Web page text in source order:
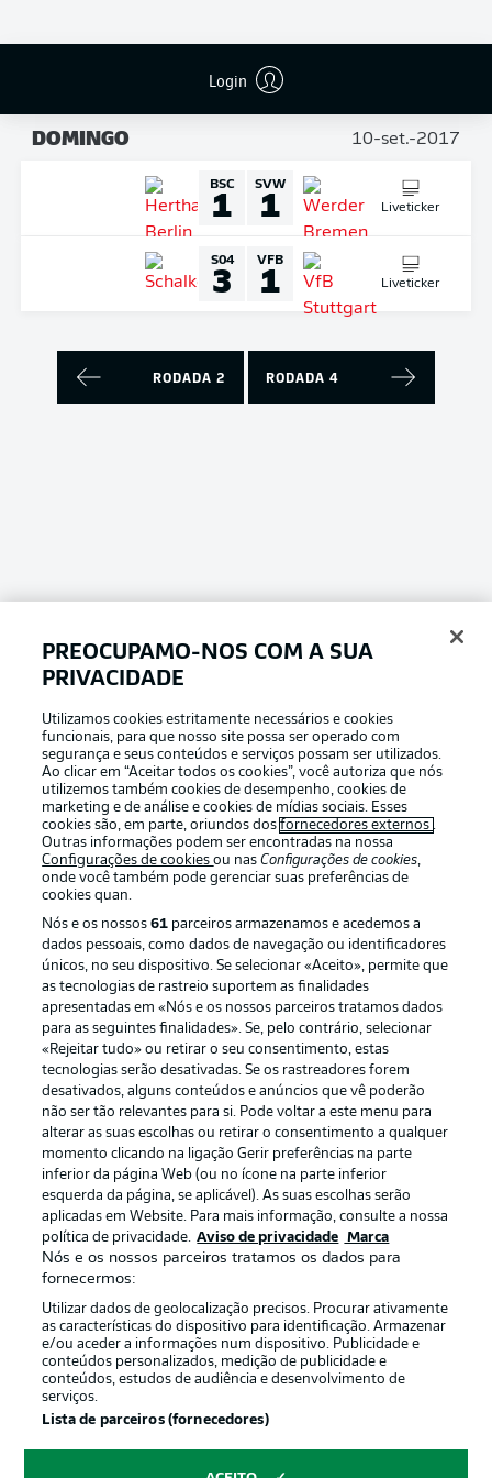
Login
2 0
DOMINGO 10-set.-2017
BSC
1 SVW
1 Liveticker
S04
3 VFB
1 Liveticker
RODADA 2 RODADA 4
Football as it’s meant to be
APLICATIVO DA BUNDESLIGA
Oferecido por
Publicidade Avisos legais
Gerir preferências Aviso de privacidade
Termos de uso
Trabalhe conosco Marca
Contato Jogadores
PREOCUPAMO-NOS COM A SUA
PRIVACIDADE
Utilizamos cookies estritamente necessários e cookies
funcionais, para que nosso site possa ser operado com
segurança e seus conteúdos e serviços possam ser utilizados.
Ao clicar em “Aceitar todos os cookies”, você autoriza que nós
utilizemos também cookies de desempenho, cookies de
marketing e de análise e cookies de mídias sociais. Esses
cookies são, em parte, oriundos dosfornecedores externos .
Outras informações podem ser encontradas na nossa
Configurações de cookiesou nasConfigurações de cookies,
onde você também pode gerenciar suas preferências de
cookies quan.
Nós e os nossos61 parceiros armazenamos e acedemos a
dados pessoais, como dados de navegação ou identificadores
únicos, no seu dispositivo. Se selecionar «Aceito», permite que
as tecnologias de rastreio suportem as finalidades
apresentadas em «Nós e os nossos parceiros tratamos dados
para as seguintes finalidades». Se, pelo contrário, selecionar
«Rejeitar tudo» ou retirar o seu consentimento, estas
tecnologias serão desativadas. Se os rastreadores forem
desativados, alguns conteúdos e anúncios que vê poderão
não ser tão relevantes para si. Pode voltar a este menu para
alterar as suas escolhas ou retirar o consentimento a qualquer
momento clicando na ligação Gerir preferências na parte
inferior da página Web (ou no ícone na parte inferior
esquerda da página, se aplicável). As suas escolhas serão
aplicadas em Website. Para mais informação, consulte a nossa
política de privacidade. Aviso de privacidade Marca
Nós e os nossos parceiros tratamos os dados para
fornecermos:
Utilizar dados de geolocalização precisos. Procurar ativamente
as características do dispositivo para identificação. Armazenar
e/ou aceder a informações num dispositivo. Publicidade e
conteúdos personalizados, medição de publicidade e
conteúdos, estudos de audiência e desenvolvimento de
serviços.
Lista de parceiros (fornecedores)